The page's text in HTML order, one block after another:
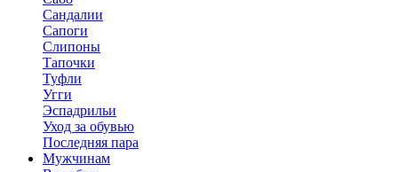
Сандалии
Сапоги
Слипоны
Тапочки
Туфли
Угги
Эспадрильи
Уход за обувью
Последняя пара
Мужчинам